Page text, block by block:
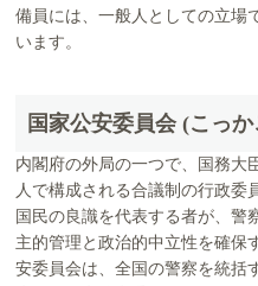
備員には、一般人としての立場
います。
国家公安委員会 (こっ
内閣府の外局の一つで、国務大
人で構成される合議制の行政委
国民の良識を代表する者が、警
主的管理と政治的中立性を確保
安委員会は、全国の警察を統括